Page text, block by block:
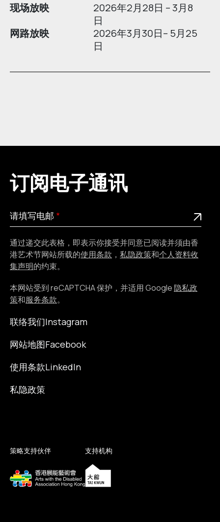
现场放映
2026年2月28日 – 3月8
日
网路放映
2026年3月30日– 5月25
日
订阅电子通讯
请
填
写
电
邮
此为必填栏位
请填写电邮
通过递交此表格，即表示你接受并同意已阅读并须由香
港艺术节网站所载的使用条款 ， 私隐政策和个人资料收
集声明的约束。
本网站受到 reCAPTCHA 保护，并适用 Google隐私政
策和服务条款。
联络我们
网站地图
使用条款
私隐政策
Instagram
Facebook
LinkedIn
策略支持伙伴 支持机构